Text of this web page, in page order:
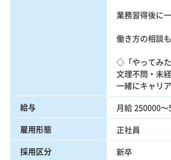
業務習得後に
働き方の相談
◇「やってみ
文理不問・未
一緒にキャリ
給与
月給 250000
雇用形態
正社員
採用区分
新卒